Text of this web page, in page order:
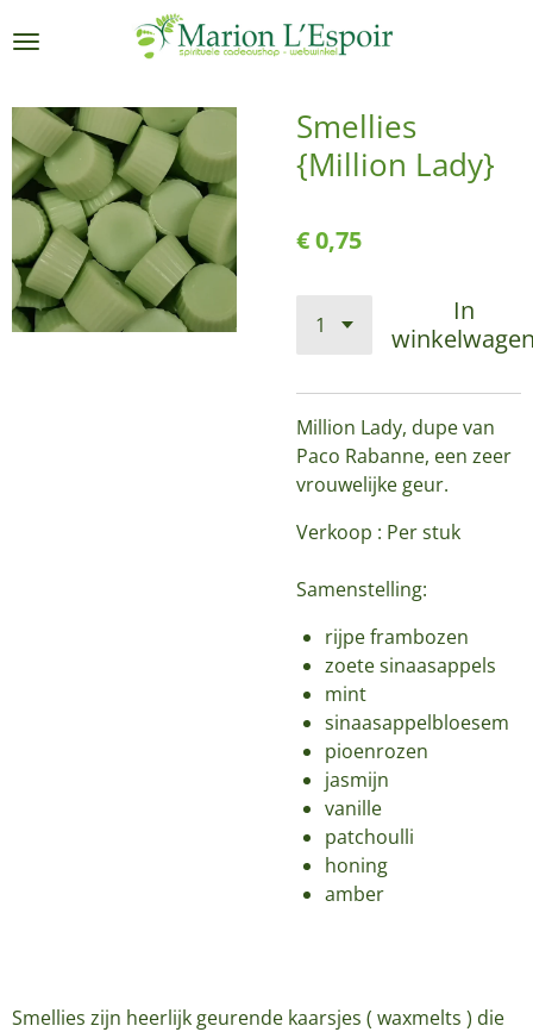
direct
de
hoofdinhoud
Smellies
{Million Lady}
€ 0,75
In
Million Lady, dupe van
Paco Rabanne, een zeer
vrouwelijke geur.
Verkoop : Per stuk
Samenstelling:
rijpe frambozen
zoete sinaasappels
mint
sinaasappelbloesem
pioenrozen
jasmijn
vanille
patchoulli
honing
amber
Smellies zijn heerlijk geurende kaarsjes ( waxmelts ) die